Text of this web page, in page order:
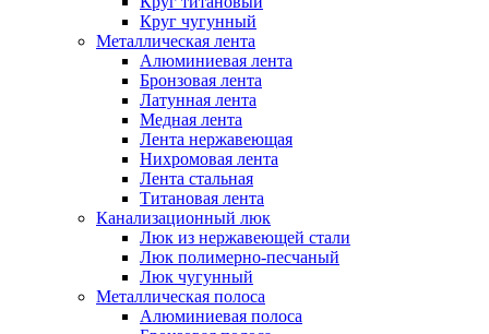
Круг чугунный
Металлическая лента
Алюминиевая лента
Бронзовая лента
Латунная лента
Медная лента
Лента нержавеющая
Нихромовая лента
Лента стальная
Титановая лента
Канализационный люк
Люк из нержавеющей стали
Люк полимерно-песчаный
Люк чугунный
Металлическая полоса
Алюминиевая полоса